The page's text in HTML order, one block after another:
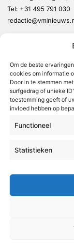
Om de beste
cookies om informatie
Door in te stemmen
surfgedrag of unieke
toestemming geeft of
invloed hebben op
Functioneel
Statistieken
Tel: +31 495 791 030
Leudal
Maasgouw
Echt-Susteren
Radio & TV